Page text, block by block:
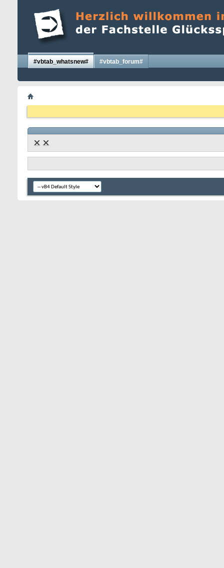
#vbtab_whatsnew# #vbtab_forum#